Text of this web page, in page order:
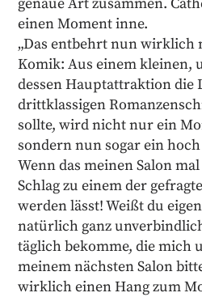
einen Moment inne.
„Das entbehrt nun wirklich
Komik: Aus einem kleinen,
dessen Hauptattraktion die
drittklassigen
sollte, wird nicht nur ein
sondern nun sogar ein
Wenn das meinen Salon
Schlag zu einem der
werden lässt! Weißt du
natürlich ganz
täglich bekomme, die mich
meinem nächsten Salon
wirklich einen Hang zum